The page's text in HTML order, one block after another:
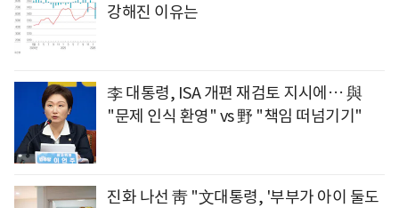
강해진 이유는
李 대통령, ISA 개편 재검토 지시에… 與
"문제 인식 환영" vs 野 "책임 떠넘기기"
진화 나선 靑 "文대통령, '부부가 아이 둘도